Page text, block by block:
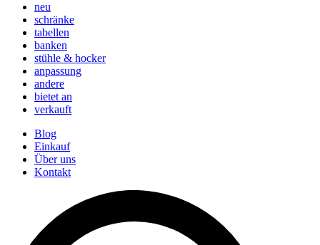
neu
schränke
tabellen
banken
stühle & hocker
anpassung
andere
bietet an
verkauft
Blog
Einkauf
Über uns
Kontakt